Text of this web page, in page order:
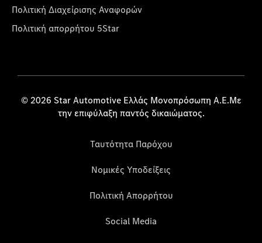
Πολιτική Διαχείρισης Αναφορών
Πολιτική απορρήτου 5Star
© 2026 Star Automotive Ελλάς Μονοπρόσωπη Α.Ε.Με
την επιφύλαξη παντός δικαιώματος.
Ταυτότητα Παρόχου
Νομικές Υποδείξεις
Πολιτική Απορρήτου
Social Media